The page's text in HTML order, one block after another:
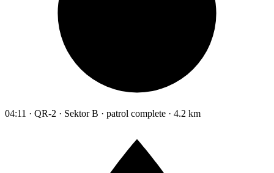
04:11 · QR-2 · Sektor B · patrol complete · 4.2 km